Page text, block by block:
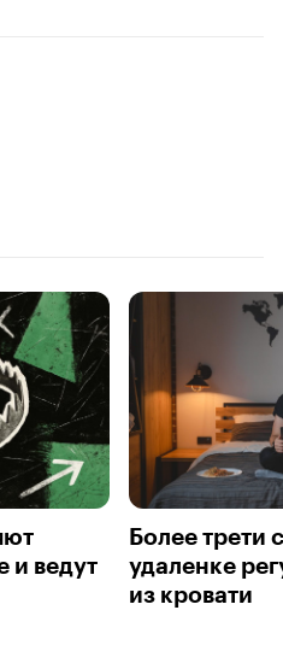
и ведут
Более трети
удаленке
из кровати